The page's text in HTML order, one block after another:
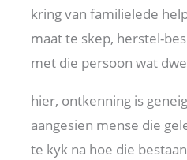
kring van familielede
maat te skep, herstel-
met die persoon wat
hier, ontkenning is
aangesien mense die
te kyk na hoe die